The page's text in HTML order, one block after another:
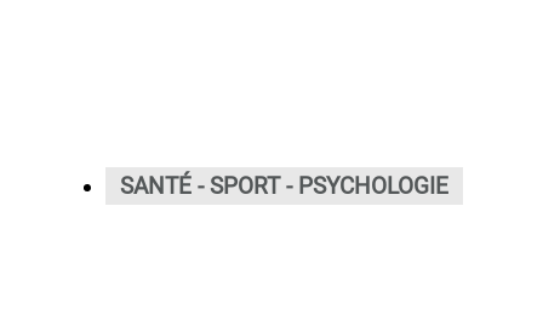
SANTÉ - SPORT - PSYCHOLOGIE